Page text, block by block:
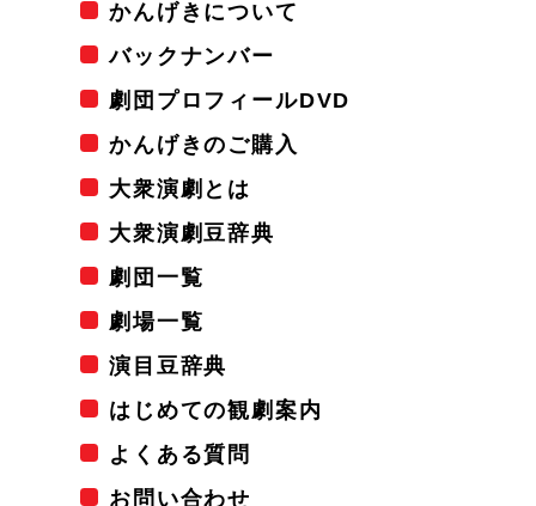
かんげきについて
バックナンバー
劇団プロフィールDVD
かんげきのご購入
大衆演劇とは
大衆演劇豆辞典
劇団一覧
劇場一覧
演目豆辞典
はじめての観劇案内
よくある質問
お問い合わせ